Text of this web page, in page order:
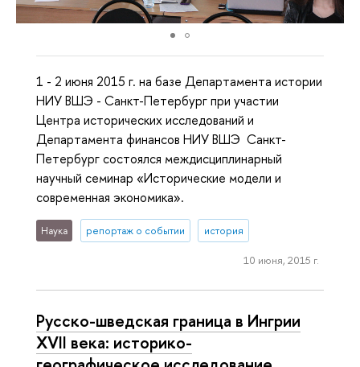
1 - 2 июня 2015 г. на базе Департамента истории
НИУ ВШЭ - Санкт-Петербург при участии
Центра исторических исследований и
Департамента финансов НИУ ВШЭ Санкт-
Петербург состоялся междисциплинарный
научный семинар «Исторические модели и
современная экономика».
Наука репортаж о событии история
10 июня, 2015 г.
Русско-шведская граница в Ингрии
XVII века: историко-